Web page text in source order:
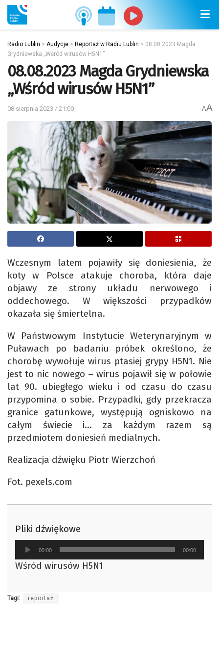
Radio Lublin > Audycje > Reportaż w Radiu Lublin > 08.08.2023 Magda
Grydniewska „Wśród wirusów H5N1”
08.08.2023 Magda Grydniewska
„Wśród wirusów H5N1”
08 sierpnia 2023 / 21:00 AA
Wczesnym latem pojawiły się doniesienia, że
koty w Polsce atakuje choroba, która daje
objawy ze strony układu nerwowego i
oddechowego. W większości przypadków
okazała się śmiertelna.
W Państwowym Instytucie Weterynaryjnym w
Puławach po badaniu próbek określono, że
chorobę wywołuje wirus ptasiej grypy H5N1. Nie
jest to nic nowego – wirus pojawił się w połowie
lat 90. ubiegłego wieku i od czasu do czasu
przypomina o sobie. Przypadki, gdy przekracza
granice gatunkowe, występują ogniskowo na
całym świecie i… za każdym razem są
przedmiotem doniesień medialnych.
Realizacja dźwięku Piotr Wierzchoń
Fot. pexels.com
Pliki dźwiękowe
Odtwarzacz
plików
dźwiękowych
00:00 00:00
Wśród wirusów H5N1
Tagi: reportaż